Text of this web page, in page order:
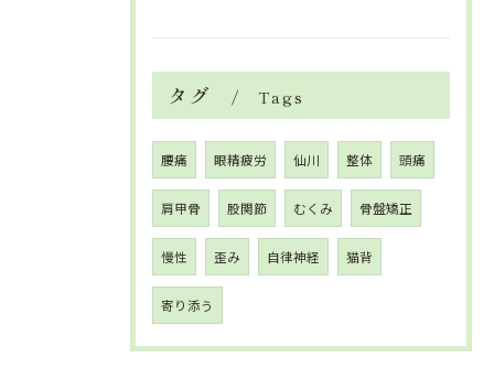
タグ Tags
腰痛 眼精疲労 仙川 整体 頭痛
肩甲骨 股関節 むくみ 骨盤矯正
慢性 歪み 自律神経 猫背
寄り添う